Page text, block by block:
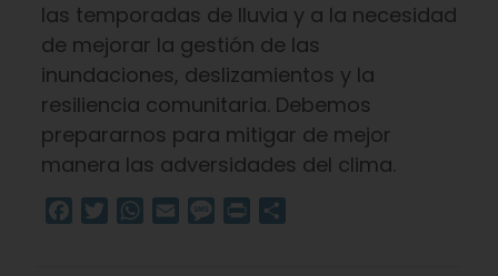
las temporadas de lluvia y a la necesidad
de mejorar la gestión de las
inundaciones, deslizamientos y la
resiliencia comunitaria. Debemos
prepararnos para mitigar de mejor
manera las adversidades del clima.
Facebook
TwitterWhatsApp
Email Message
Print